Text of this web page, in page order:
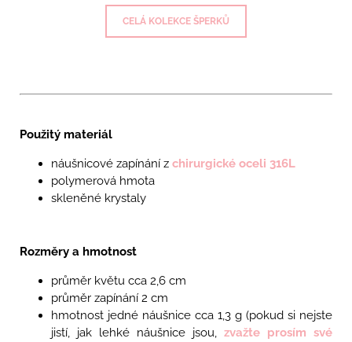
CELÁ KOLEKCE ŠPERKŮ
Použitý materiál
náušnicové zapínání z chirurgické oceli 316L
polymerová hmota
skleněné krystaly
Rozměry a hmotnost
průměr květu cca 2,6 cm
průměr zapínání 2 cm
hmotnost jedné náušnice cca 1,3 g (pokud si nejste
jistí, jak lehké náušnice jsou, zvažte prosím své